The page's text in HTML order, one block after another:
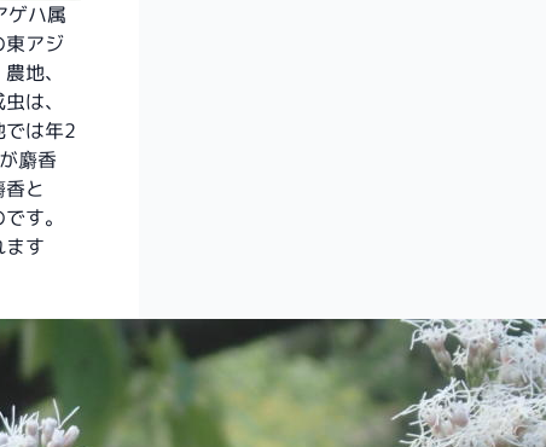
ゲハ属
東アジ
地、
は、
では年2
麝香
と
す。
す